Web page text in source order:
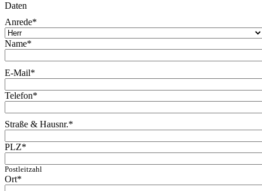
Daten
Anrede*
Name*
E-Mail*
Telefon*
Straße & Hausnr.*
PLZ*
Postleitzahl
Ort*